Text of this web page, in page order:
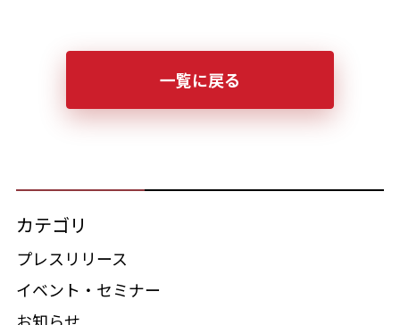
一覧に戻る
カテゴリ
プレスリリース
イベント・セミナー